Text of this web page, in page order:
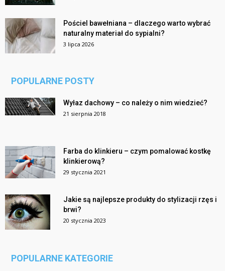
Pościel bawełniana – dlaczego warto wybrać
naturalny materiał do sypialni?
3 lipca 2026
POPULARNE POSTY
Wyłaz dachowy – co należy o nim wiedzieć?
21 sierpnia 2018
Farba do klinkieru – czym pomalować kostkę
klinkierową?
29 stycznia 2021
Jakie są najlepsze produkty do stylizacji rzęs i
brwi?
20 stycznia 2023
POPULARNE KATEGORIE